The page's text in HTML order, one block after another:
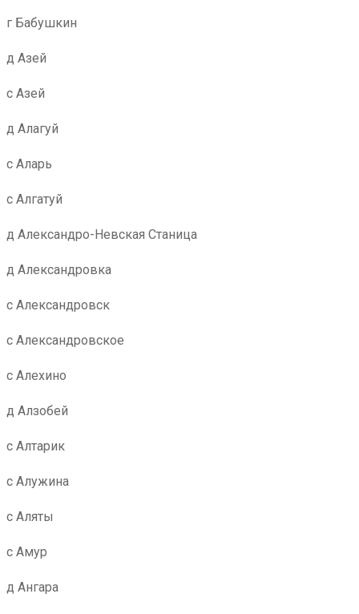
г Бабушкин
д Азей
с Азей
д Алагуй
с Аларь
с Алгатуй
д Александро-Невская Станица
д Александровка
с Александровск
с Александровское
с Алехино
д Алзобей
с Алтарик
с Алужина
с Аляты
с Амур
д Ангара